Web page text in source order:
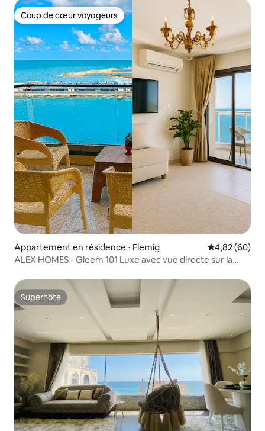
Coup de cœur voyageurs
Coup de cœur voyageurs
Appartement en résidence ⋅ Flemig Évaluation
4,82 (60)
ALEX HOMES - Gleem 101 Luxe avec vue directe sur la
Superhôte
Superhôte